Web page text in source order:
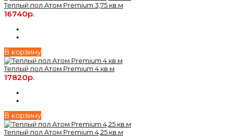
Теплый пол Атом Premium 3,75 кв.м
16740р.
В корзину
Теплый пол Атом Premium 4 кв.м
17820р.
В корзину
Теплый пол Атом Premium 4,25 кв.м